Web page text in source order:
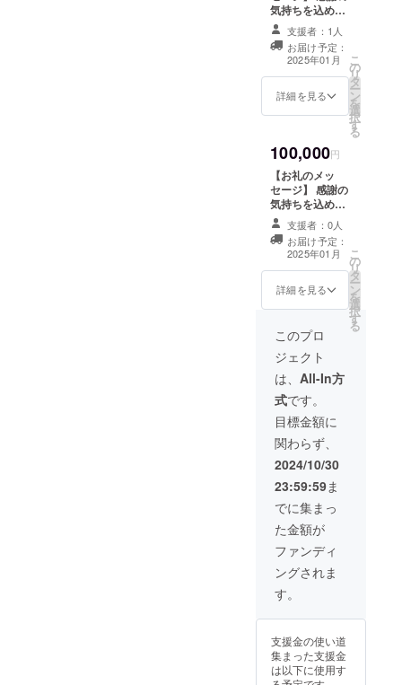
引 注意
事項
コース
は含ま
ない。
有効期
限2025
気持ちを込め
て、お礼のメッ
セージをお送り
します。 御来店
時 詳細 人気
店主おまかせ盛
り14種と最初の
効期限2025年6
月31日迄
支援者：1人
お届け予定：
2025年01月
詳細を見る
こ
の
リ
タ
ー
ン
を
選
択
す
る
100,000円
【お礼のメッ
セージ】 感謝の
気持ちを込め
て、お礼のメッ
セージをお送り
します。 企業様
用 貸切1日権利
注意事項 予約
は１ヶ月前迄 有
効期限2025年12
支援者：0人
お届け予定：
2025年01月
詳細を見る
こ
の
リ
タ
ー
ン
を
選
択
す
る
このプロ
ジェクト
は、 All-In方
式です。
目標金額に
関わらず、
2024/10/30
23:59:59ま
でに集まっ
た金額が
ファンディ
ングされま
す。
支援金の使い道
集まった支援金
は以下に使用す